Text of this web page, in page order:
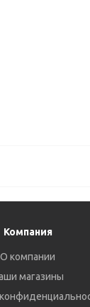
Компания
О компании
магазины